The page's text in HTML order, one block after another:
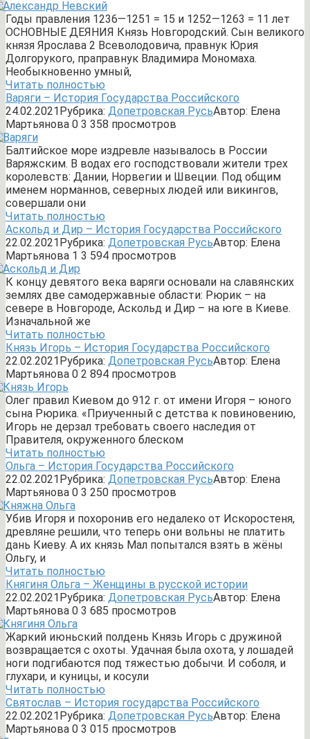
Годы правления 1236—1251 = 15 и 1252—1263 = 11 лет
ОСНОВНЫЕ ДЕЯНИЯ Князь Новгородский. Сын великого
князя Ярослава 2 Всеволодовича, правнук Юрия
Долгорукого, праправнук Владимира Мономаха.
Необыкновенно умный,
Читать полностью
Варяги – История Государства Российского
24.02.2021Рубрика: Допетровская РусьАвтор: Елена
Мартьянова 0 3 358 просмотров
Балтийское море издревле называлось в России
Варяжским. В водах его господствовали жители трех
королевств: Дании, Норвегии и Швеции. Под общим
именем норманнов, северных людей или викингов,
совершали они
Читать полностью
Аскольд и Дир – История Государства Российского
22.02.2021Рубрика: Допетровская РусьАвтор: Елена
Мартьянова 1 3 594 просмотров
К концу девятого века варяги основали на славянских
землях две самодержавные области: Рюрик – на
севере в Новгороде, Аскольд и Дир – на юге в Киеве.
Изначальной же
Читать полностью
Князь Игорь – История Государства Российского
22.02.2021Рубрика: Допетровская РусьАвтор: Елена
Мартьянова 0 2 894 просмотров
Олег правил Киевом до 912 г. от имени Игоря – юного
сына Рюрика. «Приученный с детства к повиновению,
Игорь не дерзал требовать своего наследия от
Правителя, окруженного блеском
Читать полностью
Ольга – История Государства Российского
22.02.2021Рубрика: Допетровская РусьАвтор: Елена
Мартьянова 0 3 250 просмотров
Убив Игоря и похоронив его недалеко от Искоростеня,
древляне решили, что теперь они вольны не платить
дань Киеву. А их князь Мал попытался взять в жёны
Ольгу, и
Читать полностью
Княгиня Ольга – Женщины в русской истории
22.02.2021Рубрика: Допетровская РусьАвтор: Елена
Мартьянова 0 3 685 просмотров
Жаркий июньский полдень Князь Игорь с дружиной
возвращается с охоты. Удачная была охота, у лошадей
ноги подгибаются под тяжестью добычи. И соболя, и
глухари, и куницы, и косули
Читать полностью
Святослав – История государства Российского
22.02.2021Рубрика: Допетровская РусьАвтор: Елена
Мартьянова 0 3 015 просмотров